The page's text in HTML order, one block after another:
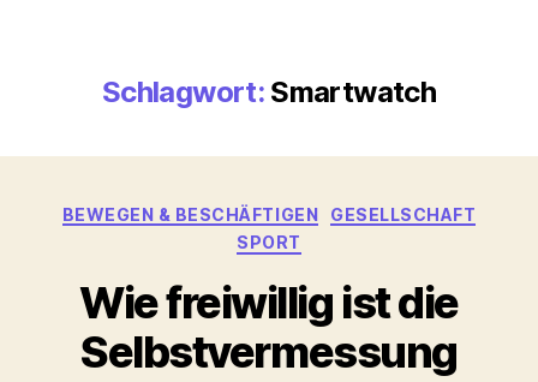
Schlagwort: Smartwatch
Kategorien
BEWEGEN & BESCHÄFTIGEN
GESELLSCHAFT
SPORT
Wie freiwillig ist die
Selbstvermessung